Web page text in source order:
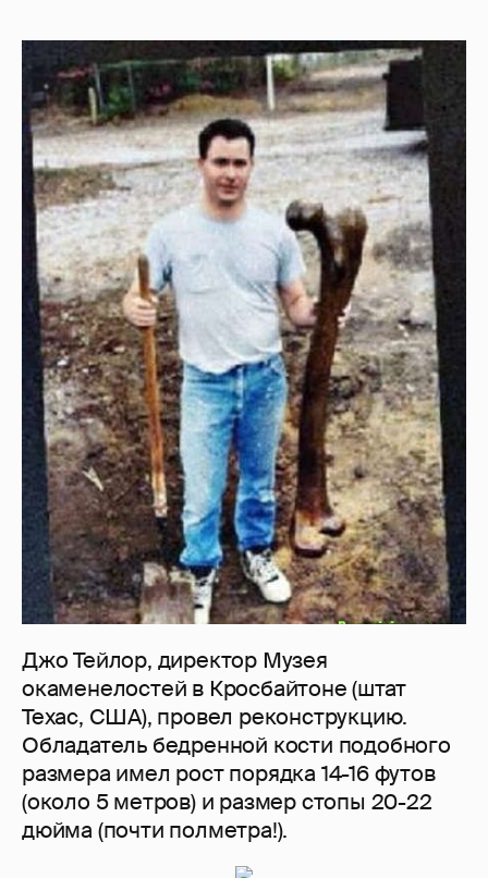
Джо Тейлор, директор Музея
окаменелостей в Кросбайтоне (штат
Техас, США), провел реконструкцию.
Обладатель бедренной кости подобного
размера имел рост порядка 14-16 футов
(около 5 метров) и размер стопы 20-22
дюйма (почти полметра!).